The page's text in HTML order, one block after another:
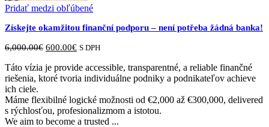
Pridať medzi obľúbené
Získejte okamžitou finanční podporu – není potřeba žádná banka!
6,000.00€ Original
was:
6,000.00€.
600.00€Current
is:
600.00€.
S DPH
Táto vízia je provide accessible, transparentné, a reliable finančné
riešenia, ktoré tvoria individuálne podniky a podnikateľov achieve
ich ciele.
Máme flexibilné logické možnosti od €2,000 až €300,000, delivered
s rýchlosťou, profesionalizmom a istotou.
We aim to become a trusted ...